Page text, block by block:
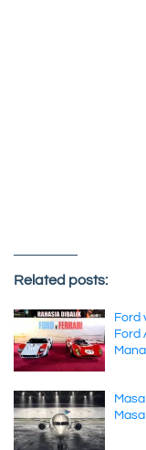
Related posts:
Ford
Ford